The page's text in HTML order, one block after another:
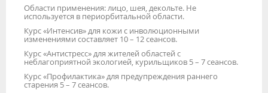
Области применения: лицо, шея, декольте. Не
используется в периорбитальной области.
Курс «Интенсив» для кожи с инволюционными
изменениями составляет 10 – 12 сеансов.
Курс «Антистресс» для жителей областей с
неблагоприятной экологией, курильщиков 5 – 7 сеансов.
Курс «Профилактика» для предупреждения раннего
старения 5 – 7 сеансов.